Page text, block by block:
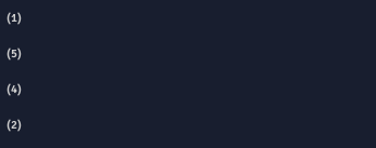
(1)
(5)
(4)
(2)